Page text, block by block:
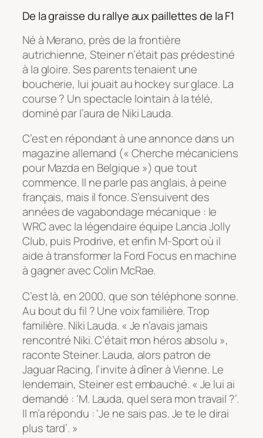
De la graisse du rallye aux paillettes de la F1
Né à Merano, près de la frontière
autrichienne, Steiner n’était pas prédestiné
à la gloire. Ses parents tenaient une
boucherie, lui jouait au hockey sur glace. La
course ? Un spectacle lointain à la télé,
dominé par l’aura de Niki Lauda.
C’est en répondant à une annonce dans un
magazine allemand (« Cherche mécaniciens
pour Mazda en Belgique ») que tout
commence. Il ne parle pas anglais, à peine
français, mais il fonce. S’ensuivent des
années de vagabondage mécanique : le
WRC avec la légendaire équipe Lancia Jolly
Club, puis Prodrive, et enfin M-Sport où il
aide à transformer la Ford Focus en machine
à gagner avec Colin McRae.
C’est là, en 2000, que son téléphone sonne.
Au bout du fil ? Une voix familière. Trop
familière. Niki Lauda. « Je n’avais jamais
rencontré Niki. C’était mon héros absolu »,
raconte Steiner. Lauda, alors patron de
Jaguar Racing, l’invite à dîner à Vienne. Le
lendemain, Steiner est embauché. « Je lui ai
demandé : ‘M. Lauda, quel sera mon travail ?’.
Il m’a répondu : ‘Je ne sais pas. Je te le dirai
plus tard’. »